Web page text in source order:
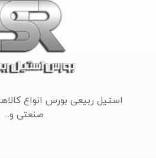
استیل ربیعی بورس انواع
صنعتی و...